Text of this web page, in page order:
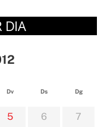
DIA
Dv Ds Dg
5 6 7